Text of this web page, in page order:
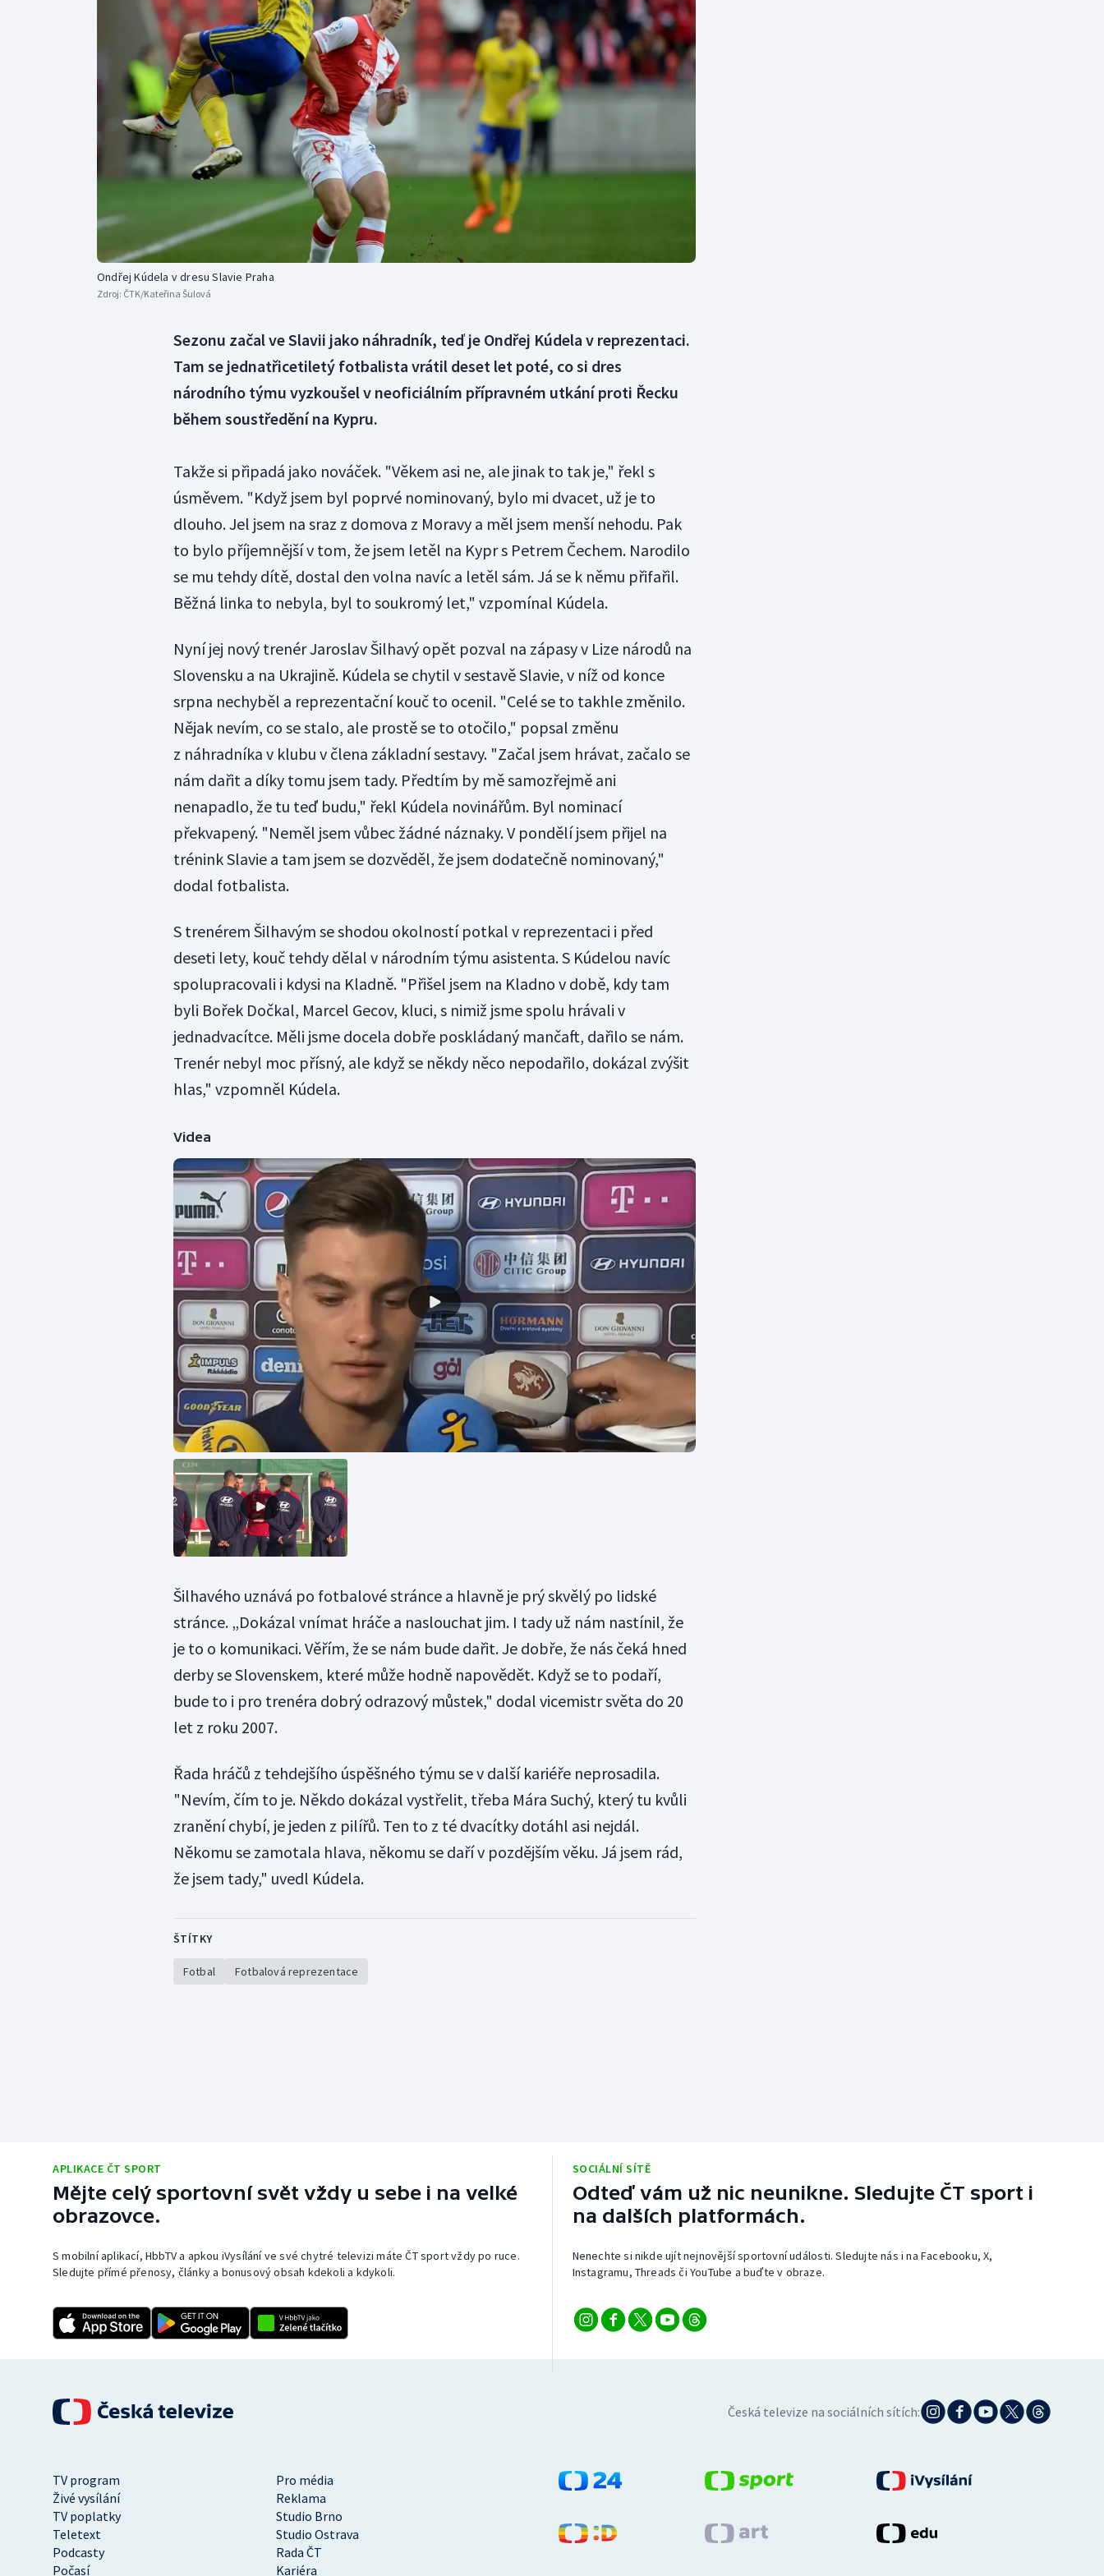
Curling
Dostihy
Florbal
Futsal
Gymnastika
Moderní pětiboj
Motorsport
Olympijské hry
Parasport
Plavání
Plážový volejbal
Triatlon
Veslování
Vodní slalom
Ondřej Kúdela v dresu Slavie Praha
Zdroj: ČTK/Kateřina Šulová
Sezonu začal ve Slavii jako náhradník, teď je Ondřej Kúdela v reprezentaci.
Tam se jednatřicetiletý fotbalista vrátil deset let poté, co si dres
národního týmu vyzkoušel v neoficiálním přípravném utkání proti Řecku
během soustředění na Kypru.
Takže si připadá jako nováček. "Věkem asi ne, ale jinak to tak je," řekl s
úsměvem. "Když jsem byl poprvé nominovaný, bylo mi dvacet, už je to
dlouho. Jel jsem na sraz z domova z Moravy a měl jsem menší nehodu. Pak
to bylo příjemnější v tom, že jsem letěl na Kypr s Petrem Čechem. Narodilo
se mu tehdy dítě, dostal den volna navíc a letěl sám. Já se k němu přifařil.
Běžná linka to nebyla, byl to soukromý let," vzpomínal Kúdela.
Nyní jej nový trenér Jaroslav Šilhavý opět pozval na zápasy v Lize národů na
Slovensku a na Ukrajině. Kúdela se chytil v sestavě Slavie, v níž od konce
srpna nechyběl a reprezentační kouč to ocenil. "Celé se to takhle změnilo.
Nějak nevím, co se stalo, ale prostě se to otočilo," popsal změnu
z náhradníka v klubu v člena základní sestavy. "Začal jsem hrávat, začalo se
nám dařit a díky tomu jsem tady. Předtím by mě samozřejmě ani
nenapadlo, že tu teď budu," řekl Kúdela novinářům. Byl nominací
překvapený. "Neměl jsem vůbec žádné náznaky. V pondělí jsem přijel na
trénink Slavie a tam jsem se dozvěděl, že jsem dodatečně nominovaný,"
dodal fotbalista.
S trenérem Šilhavým se shodou okolností potkal v reprezentaci i před
deseti lety, kouč tehdy dělal v národním týmu asistenta. S Kúdelou navíc
spolupracovali i kdysi na Kladně. "Přišel jsem na Kladno v době, kdy tam
byli Bořek Dočkal, Marcel Gecov, kluci, s nimiž jsme spolu hrávali v
jednadvacítce. Měli jsme docela dobře poskládaný mančaft, dařilo se nám.
Trenér nebyl moc přísný, ale když se někdy něco nepodařilo, dokázal zvýšit
hlas," vzpomněl Kúdela.
Videa
Šilhavého uznává po fotbalové stránce a hlavně je prý skvělý po lidské
stránce. „Dokázal vnímat hráče a naslouchat jim. I tady už nám nastínil, že
je to o komunikaci. Věřím, že se nám bude dařit. Je dobře, že nás čeká hned
derby se Slovenskem, které může hodně napovědět. Když se to podaří,
bude to i pro trenéra dobrý odrazový můstek," dodal vicemistr světa do 20
let z roku 2007.
Řada hráčů z tehdejšího úspěšného týmu se v další kariéře neprosadila.
"Nevím, čím to je. Někdo dokázal vystřelit, třeba Mára Suchý, který tu kvůli
zranění chybí, je jeden z pilířů. Ten to z té dvacítky dotáhl asi nejdál.
Někomu se zamotala hlava, někomu se daří v pozdějším věku. Já jsem rád,
že jsem tady," uvedl Kúdela.
ŠTÍTKY
Fotbal Fotbalová reprezentace
APLIKACE ČT SPORT
Mějte celý sportovní svět vždy u sebe i na velké
obrazovce.
S mobilní aplikací, HbbTV a apkou iVysílání ve své chytré televizi máte ČT sport vždy po ruce.
Sledujte přímé přenosy, články a bonusový obsah kdekoli a kdykoli.
SOCIÁLNÍ SÍTĚ
Odteď vám už nic neunikne. Sledujte ČT sport i
na dalších platformách.
Nenechte si nikde ujít nejnovější sportovní události. Sledujte nás i na Facebooku, X,
Instagramu, Threads či YouTube a buďte v obraze.
Česká televize na sociálních sítích:
TV program
Pro média
Živé vysílání
Reklama
TV poplatky
Studio Brno
Teletext
Studio Ostrava
Podcasty
Rada ČT
Počasí
Kariéra